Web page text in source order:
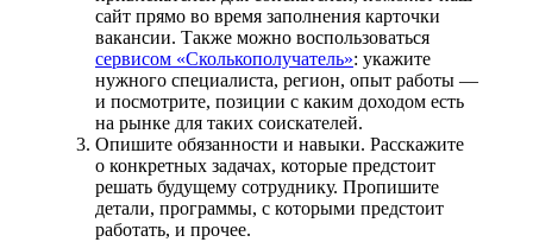
сайт прямо во время заполнения карточки
вакансии. Также можно воспользоваться
сервисом «Сколькополучатель»: укажите
нужного специалиста, регион, опыт работы —
и посмотрите, позиции с каким доходом есть
на рынке для таких соискателей.
Опишите обязанности и навыки. Расскажите
о конкретных задачах, которые предстоит
решать будущему сотруднику. Пропишите
детали, программы, с которыми предстоит
работать, и прочее.